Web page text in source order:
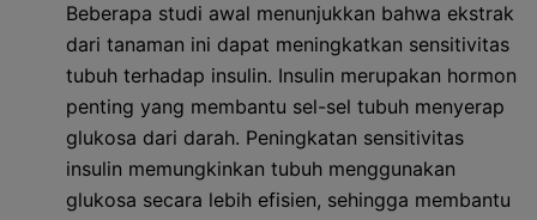
Beberapa studi awal menunjukkan bahwa ekstrak
dari tanaman ini dapat meningkatkan sensitivitas
tubuh terhadap insulin. Insulin merupakan hormon
penting yang membantu sel-sel tubuh menyerap
glukosa dari darah. Peningkatan sensitivitas
insulin memungkinkan tubuh menggunakan
glukosa secara lebih efisien, sehingga membantu